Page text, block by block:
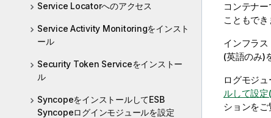
Service Locatorへのアクセス
Service Activity Monitoringをインスト
ール
Security Token Serviceをインストー
ル
SyncopeをインストールしてESB
Syncopeログインモジュールを設定
コンテナー
こともでき
インフラス
(英語のみ)
ログモジ
ルして設定
ションをご